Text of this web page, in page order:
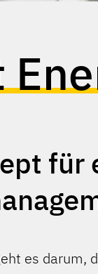
für
es darum,